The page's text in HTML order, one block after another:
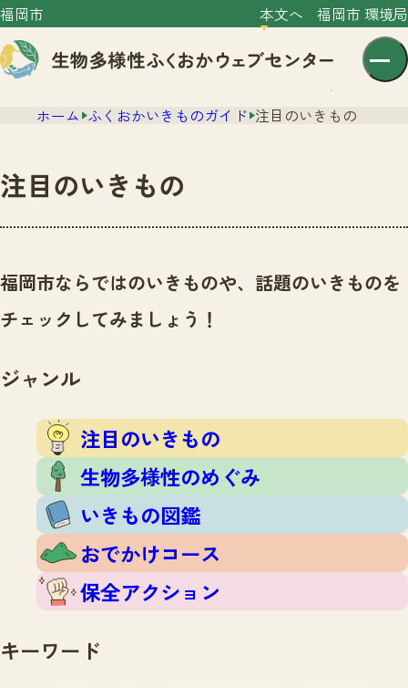
福岡市 本文へ 福岡市 環境局
センター紹介
センター紹介TOP
サイトポリシー
ニュース
いきものガイド
注目のいきもの
生物多様性のめぐみ
いきもの図鑑
おでかけコース
保全アクション
イベント
いきもの調査隊
調査レポート
調査レポートTOP
調査結果
ふくおかいきものマップ
マッチング
マッチングTOP
掲載申し込みフォーム
お問合せ
ホーム ふくおかいきものガイド 注目のいきもの
注目のいきもの
福岡市ならではのいきものや、話題のいきものを
チェックしてみましょう！
ジャンル
注目のいきもの
生物多様性のめぐみ
いきもの図鑑
おでかけコース
保全アクション
キーワード